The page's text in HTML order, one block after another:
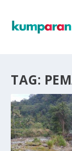
TAG: